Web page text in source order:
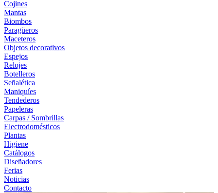
Cojines
Mantas
Biombos
Paragüeros
Maceteros
Objetos decorativos
Espejos
Relojes
Botelleros
Señalética
Maniquíes
Tendederos
Papeleras
Carpas / Sombrillas
Electrodomésticos
Plantas
Higiene
Catálogos
Diseñadores
Ferias
Noticias
Contacto